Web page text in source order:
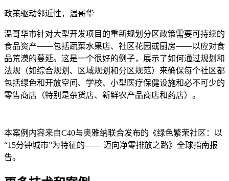
政策驱动邻近性，温哥华
温哥华市针对大型开发项目的重新规划分区政策需要可持续的
食品资产——包括蔬菜水果店、社区花园或厨房——以应对食
品荒漠的蔓延。这是一个很好的例子，展示了如何通过规划和
法规（如综合规划、区域规划和分区规范）来确保每个社区都
包括绿色和开放空间、学校、小型医疗保健设施和必不可少的
零售商店（特别是杂货店、新鲜农产品商店和药店）。
本案例内容来自C40与奥雅纳联合发布的《绿色繁荣社区：以
“15分钟城市”为特征的—— 迈向净零排放之路》全球指南报
告。